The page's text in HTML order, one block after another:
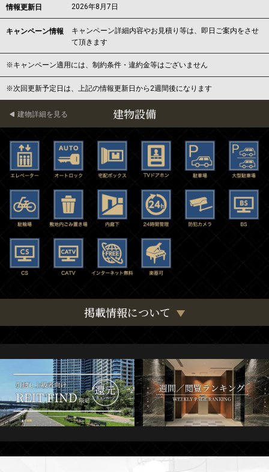
情報更新日 2026年8月7日
キャンペーン情報
キャンペーン詳細内容やお見積り等は、即日ご案内をさせ
て頂きます
※キャンペーン適用には、制約条件・違約金等はございません
※次回更新予定日は、上記の情報更新日から2週間後になります
建物設備
建物詳細を見る
掲載情報について